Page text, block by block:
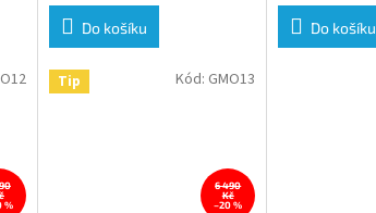
Do košíku Do košíku
%
Tip
6 490
Kč
–20 %
Kód: GMO13